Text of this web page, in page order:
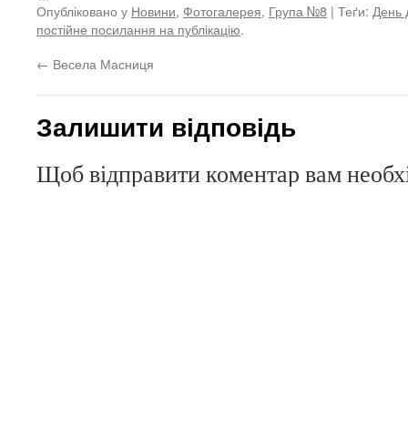
Опубліковано у Новини, Фотогалерея, Група №8 | Теґи: День
постійне посилання на публікацію.
← Весела Масниця
Залишити відповідь
Щоб відправити коментар вам